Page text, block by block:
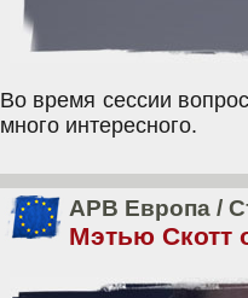
Во время сессии
много интересного.
APB Европа /
Мэтью Скотт